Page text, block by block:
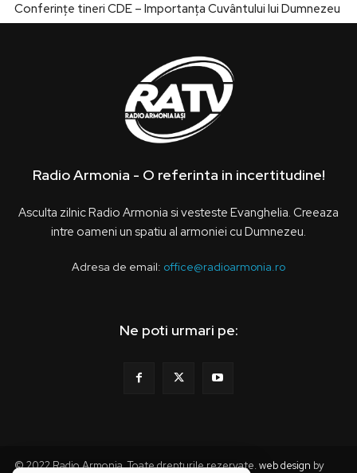
Conferințe tineri CDE – Importanța Cuvântului lui Dumnezeu
Radio Armonia - O referinta in incertitudine!
Asculta zilnic Radio Armonia si vesteste Evanghelia. Creeaza
intre oameni un spatiu al armoniei cu Dumnezeu.
Adresa de email: office@radioarmonia.ro
Ne poti urmari pe:
© 2022 Radio Armonia. Toate drepturile rezervate. web design by